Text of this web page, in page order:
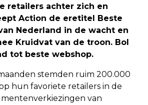
retailers achter zich en
Action de eretitel Beste
Nederland in de wacht en
Kruidvat van de troon. Bol
tot beste webshop.
stemden ruim 200.000
hun favoriete retailers in de
van